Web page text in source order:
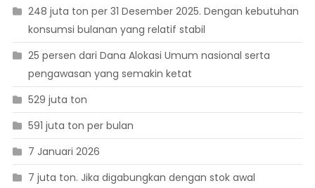
248 juta ton per 31 Desember 2025. Dengan kebutuhan
konsumsi bulanan yang relatif stabil
25 persen dari Dana Alokasi Umum nasional serta
pengawasan yang semakin ketat
529 juta ton
591 juta ton per bulan
7 Januari 2026
7 juta ton. Jika digabungkan dengan stok awal